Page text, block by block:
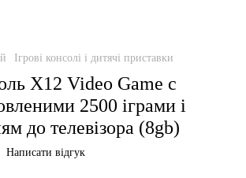
Ігрові консолі і дитячі приставки
X12 Video Game c
2500 іграми і
до телевізора (8gb)
Написати відгук